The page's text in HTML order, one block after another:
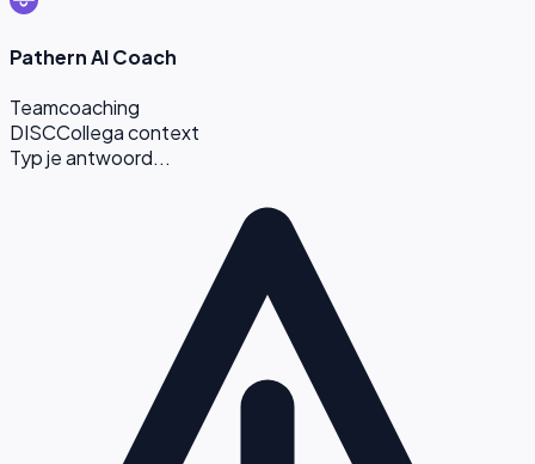
Pathern AI Coach
Teamcoaching
DISCCollega context
Typ je antwoord...